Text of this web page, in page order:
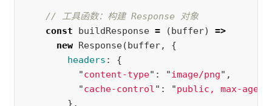
// 工具函数：构建 Response 对象
const
buildResponse = (buffer)
=>
new Response(buffer,
{
headers :
{
"content-type" : "image/png" ,
"cache-control" : "public, max-
},